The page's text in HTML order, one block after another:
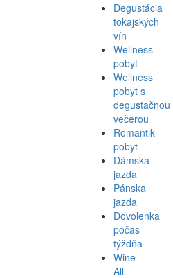
Degustácia
tokajských
vín
Wellness
pobyt
Wellness
pobyt s
degustačnou
večerou
Romantik
pobyt
Dámska
jazda
Pánska
jazda
Dovolenka
počas
týždňa
Wine
All